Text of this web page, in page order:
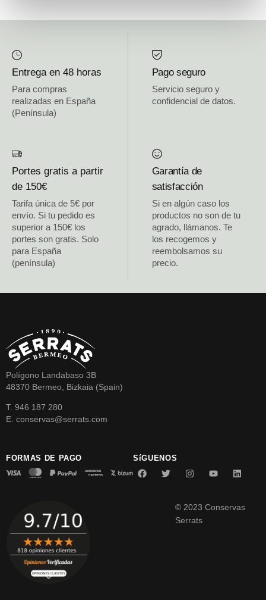
Entrega en 48 horas
Para compras
realizadas en España
(Península)
Pago seguro
Servicio seguro y
confidencial de datos.
Portes gratis a partir
de 150€
Tarifa única de 5€ por
envío. Si tu pedido es
superior a 150€ los
portes son gratis. Solo
para España
(península)
Garantía de
satisfacción
Si en algún caso los
productos no son de tu
agrado, llámanos. Te
los recogemos y
reembolsamos su
precio.
Polígono Landabaso 3B
48370 Bermeo, Bizkaia (Spain)
T. 946 187 280
E. conservas@serrats.com
FORMAS DE PAGO SíGUENOS
© 2023 Conservas
Serrats